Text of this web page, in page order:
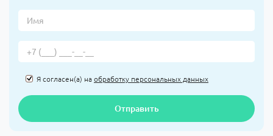
Я согласен(а) наобработку персональных данных
Отправить